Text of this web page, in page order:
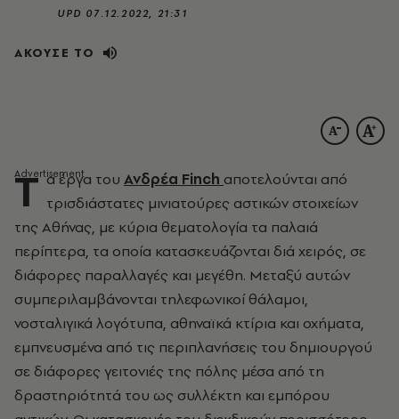
UPD 07.12.2022, 21:31
ΑΚΟΥΣΕ ΤΟ
Τ α έργα του Ανδρέα Finch αποτελούνται από
τρισδιάστατες μινιατούρες αστικών στοιχείων
της Αθήνας, με κύρια θεματολογία τα παλαιά
περίπτερα, τα οποία κατασκευάζονται διά χειρός, σε
διάφορες παραλλαγές και μεγέθη. Μεταξύ αυτών
συμπεριλαμβάνονται τηλεφωνικοί θάλαμοι,
νοσταλιγικά λογότυπα, αθηναϊκά κτίρια και οχήματα,
εμπνευσμένα από τις περιπλανήσεις του δημιουργού
σε διάφορες γειτονιές της πόλης μέσα από τη
δραστηριότητά του ως συλλέκτη και εμπόρου